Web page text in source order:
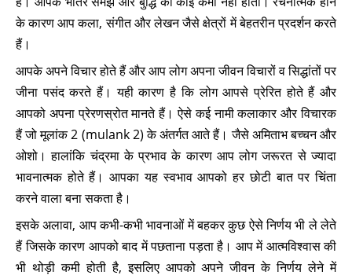
के कारण आप कला, संगीत और लेखन जैसे क्षेत्रों में बेहतरीन प्रदर्शन करते
हैं।
आपके अपने विचार होते हैं और आप लोग अपना जीवन विचारों व सिद्धांतों पर
जीना पसंद करते हैं। यही कारण है कि लोग आपसे प्रेरित होते हैं और
आपको अपना प्रेरणस्रोत मानते हैं। ऐसे कई नामी कलाकार और विचारक
हैं जो मूलांक 2 (mulank 2) के अंतर्गत आते हैं। जैसे अमिताभ बच्चन और
ओशो। हालांकि चंद्रमा के प्रभाव के कारण आप लोग जरूरत से ज्यादा
भावनात्मक होते हैं। आपका यह स्वभाव आपको हर छोटी बात पर चिंता
करने वाला बना सकता है।
इसके अलावा, आप कभी-कभी भावनाओं में बहकर कुछ ऐसे निर्णय भी ले लेते
हैं जिसके कारण आपको बाद में पछताना पड़ता है। आप में आत्मविश्वास की
भी थोड़ी कमी होती है, इसलिए आपको अपने जीवन के निर्णय लेने में